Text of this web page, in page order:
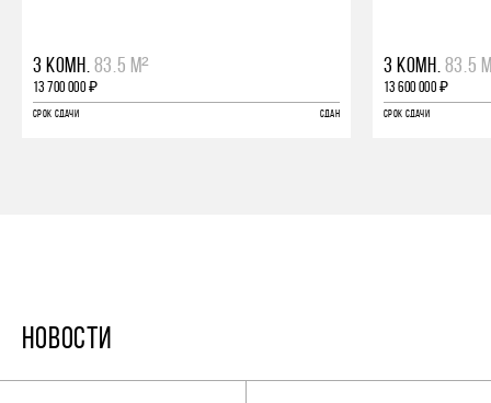
3 КОМН. 83.5 М²
13 700 000 ₽
СРОК СДАЧИ СДАН
3 КОМН. 83.5
13 600 000 ₽
СРОК СДАЧИ
НОВОСТИ